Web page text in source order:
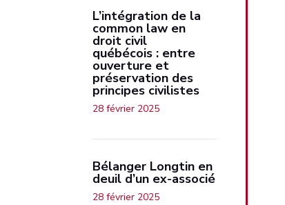
L’intégration de la
common law en
droit civil
québécois : entre
ouverture et
préservation des
principes civilistes
28 février 2025
Bélanger Longtin en
deuil d’un ex-associé
28 février 2025